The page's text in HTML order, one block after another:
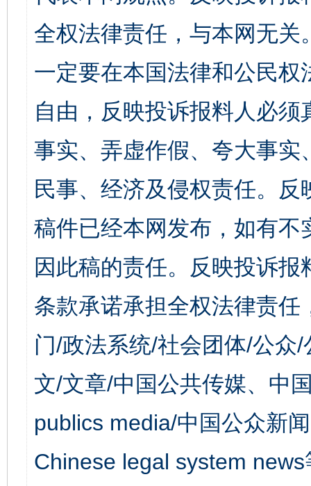
全权法律责任，与本网无
一定要在本国法律和公民
自由，反映投诉报料人必
事实、弄虚作假、夸大事
民事、经济及侵权责任。
稿件已经本网发布，如有
因此稿的责任。反映投诉
条款承诺承担全权法律责
门/政法系统/社会团体/公众
文/文章/中国公共传媒、中
publics media/中国公众新
Chinese legal system